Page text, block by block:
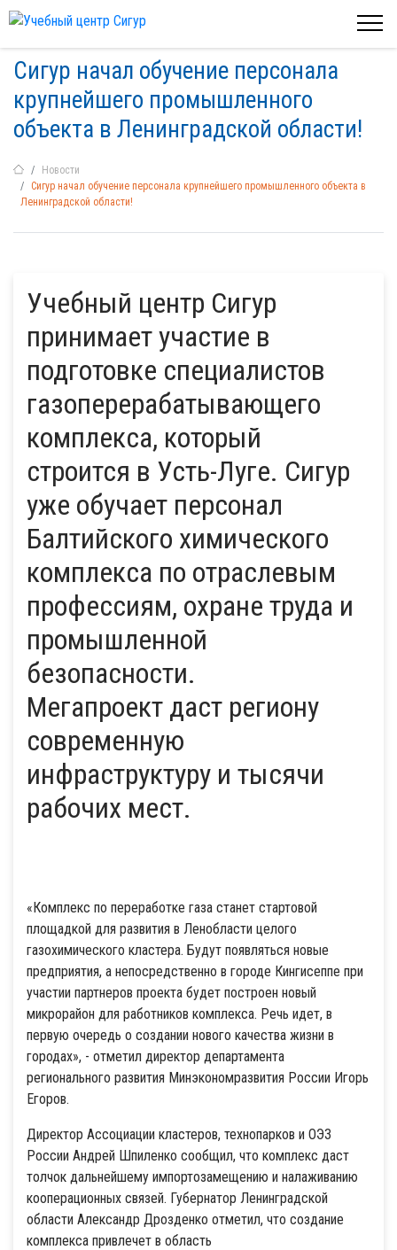
Сигур начал обучение персонала
крупнейшего промышленного
объекта в Ленинградской области!
Новости
Сигур начал обучение персонала крупнейшего промышленного объекта в
Ленинградской области!
Учебный центр Сигур
принимает участие в
подготовке специалистов
газоперерабатывающего
комплекса, который
строится в Усть-Луге. Сигур
уже обучает персонал
Балтийского химического
комплекса по отраслевым
профессиям, охране труда и
промышленной
безопасности.
Мегапроект даст региону
современную
инфраструктуру и тысячи
рабочих мест.
«Комплекс по переработке газа станет стартовой
площадкой для развития в Ленобласти целого
газохимического кластера. Будут появляться новые
предприятия, а непосредственно в городе Кингисеппе при
участии партнеров проекта будет построен новый
микрорайон для работников комплекса. Речь идет, в
первую очередь о создании нового качества жизни в
городах», - отметил директор департамента
регионального развития Минэкономразвития России Игорь
Егоров.
Директор Ассоциации кластеров, технопарков и ОЭЗ
России Андрей Шпиленко сообщил, что комплекс даст
толчок дальнейшему импортозамещению и налаживанию
кооперационных связей. Губернатор Ленинградской
области Александр Дрозденко отметил, что создание
комплекса привлечет в область